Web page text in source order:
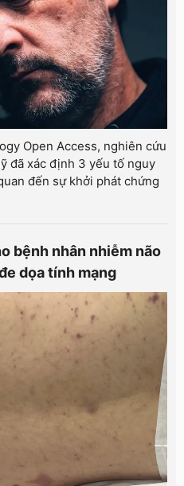
Open Access, nghiên cứu
đã xác định 3 yếu tố nguy
đến sự khởi phát chứng
bệnh nhân nhiễm não
dọa tính mạng